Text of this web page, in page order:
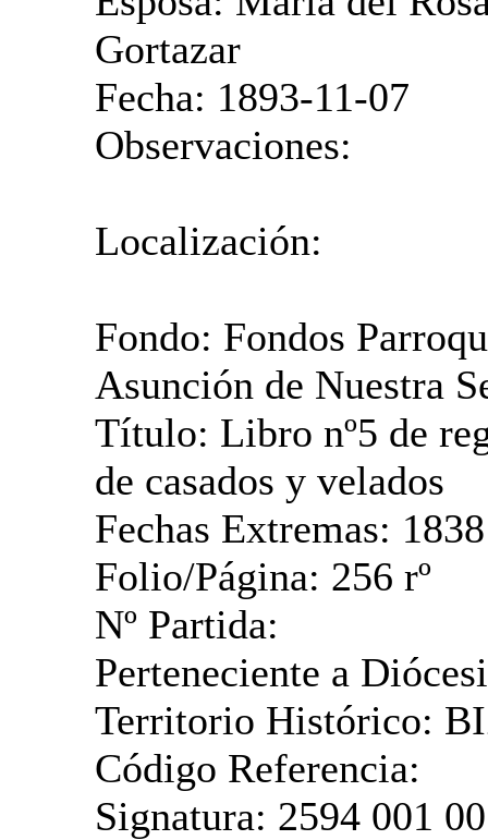
Gortazar
Fecha: 1893-11-07
Observaciones:
Localización:
Fondo: Fondos
Asunción de Nuestra
Título: Libro nº5 de
de casados y velados
Fechas Extremas:
Folio/Página: 256 rº
Nº Partida:
Perteneciente a
Territorio Histórico:
Código Referencia:
Signatura: 2594 001 00